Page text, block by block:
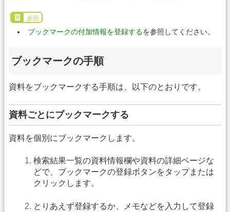
参照
ブックマークの付加情報を登録するを参照してください。
ブックマークの手順
資料をブックマークする手順は、以下のとおりです。
資料ごとにブックマークする
資料を個別にブックマークします。
検索結果一覧の資料情報欄や資料の詳細ページな
どで、ブックマークの登録ボタンをタップまたは
クリックします。
とりあえず登録するか、メモなどを入力して登録